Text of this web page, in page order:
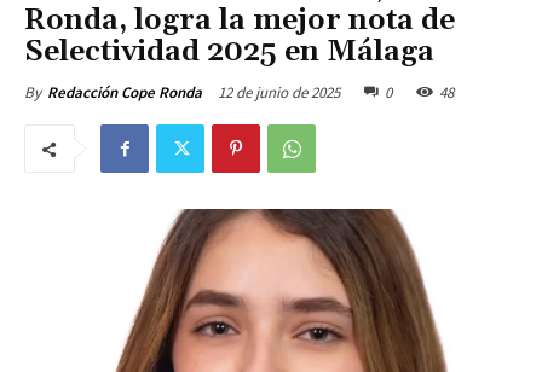
Ronda, logra la mejor nota de
Selectividad 2025 en Málaga
By Redacción Cope Ronda 12 de junio de 2025 0 48